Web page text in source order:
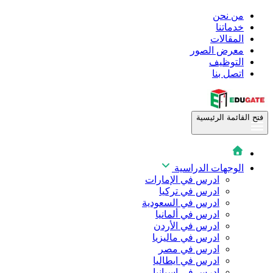
من نحن
خدماتنا
المقالات
معرض الصور
التوظيف
اتصل بنا
فتح القائمة الرئيسية
الوجهات الدراسية
ادرس في الإمارات
ادرس في تركيا
ادرس في السعودية
ادرس في ألمانيا
ادرس في الأردن
ادرس في ماليزيا
ادرس في مصر
ادرس في ايطاليا